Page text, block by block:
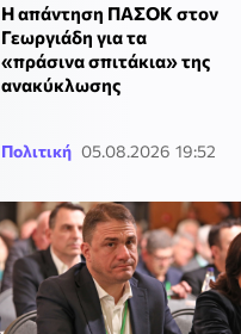
Η απάντηση ΠΑΣΟΚ στον
Γεωργιάδη για τα
«πράσινα σπιτάκια» της
ανακύκλωσης
Πολιτική 05.08.2026 19:52